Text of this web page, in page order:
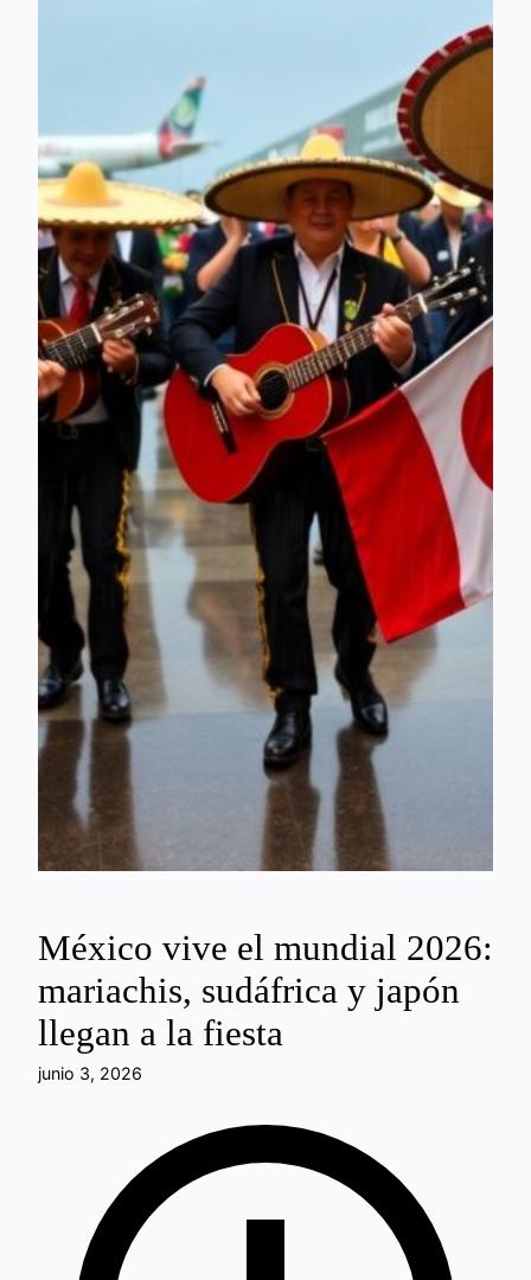
México vive el mundial 2026:
mariachis, sudáfrica y japón
llegan a la fiesta
junio 3, 2026